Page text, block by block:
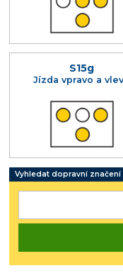
S15g
Jízda vpravo a
Vyhledat dopravní značení